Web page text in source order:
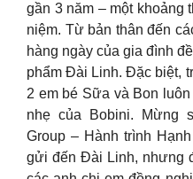
gần 3 năm – một khoảng
niệm. Từ bản thân đến
hàng ngày của gia đình
phẩm Đài Linh. Đặc biệt,
2 em bé Sữa và Bon
nhẹ của Bobini. Mừng
Group – Hành trình
gửi đến Đài Linh, nhưng